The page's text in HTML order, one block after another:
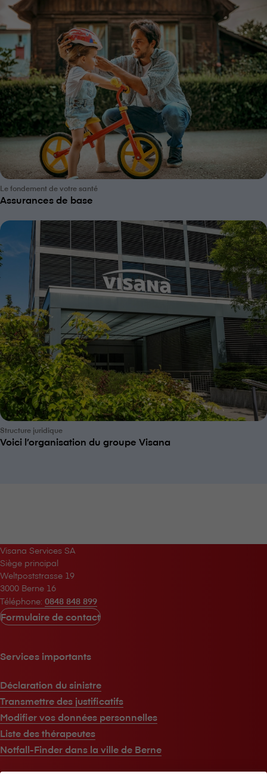
Le fondement de votre santé
Assurances de base
Structure juridique
Voici l’organisation du groupe V⁠i⁠s⁠a⁠n⁠a
V⁠i⁠s⁠a⁠n⁠a Services SA
Siège principal
Weltpoststrasse 19
3000 Berne 16
Téléphone: 0848 848 899
Formulaire de contact
Services importants
Déclaration du sinistre
Transmettre des justificatifs
Modifier vos données personnelles
Liste des thérapeutes
Notfall-Finder dans la ville de Berne